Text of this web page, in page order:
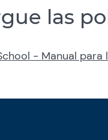
las
- Manual